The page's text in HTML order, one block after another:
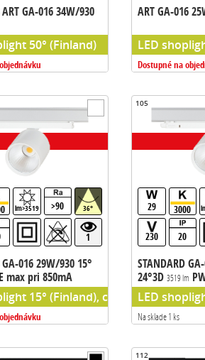
ART GA-016 34W/930
50° (Finland)
ART GA-016
LED
Dostupné na
chip) predradnik signify
lm>3519 >90 36°
1
GA-016 29W/930 15°
max pri 850mA
15° (Finland), chip PW HE
105
29 3000
230 20
STANDARD
24°3D3519 lm
LED
Na sklade 1 ks
112